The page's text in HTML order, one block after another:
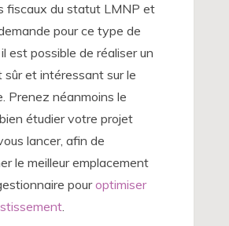
fiscaux du statut LMNP et
pour ce type de
est possible de réaliser un
sûr et intéressant sur le
Prenez néanmoins le
étudier votre projet
lancer, afin de
le meilleur emplacement
pouroptimiser
.